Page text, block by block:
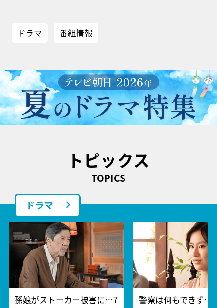
ドラマ 番組情報
トピックス
TOPICS
ドラマ
孫娘がストーカー被害に…7
警察は何もできず…